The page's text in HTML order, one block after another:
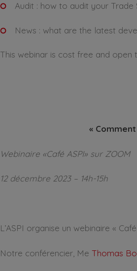
Audit : how to audit your
News : what are the latest
This webinar is cost free and open
«
Webinaire «Café ASPI» sur ZOOM
12 décembre 2023 – 14h-15h
L’ASPI organise un webinaire «
Notre conférencier, Me Thomas